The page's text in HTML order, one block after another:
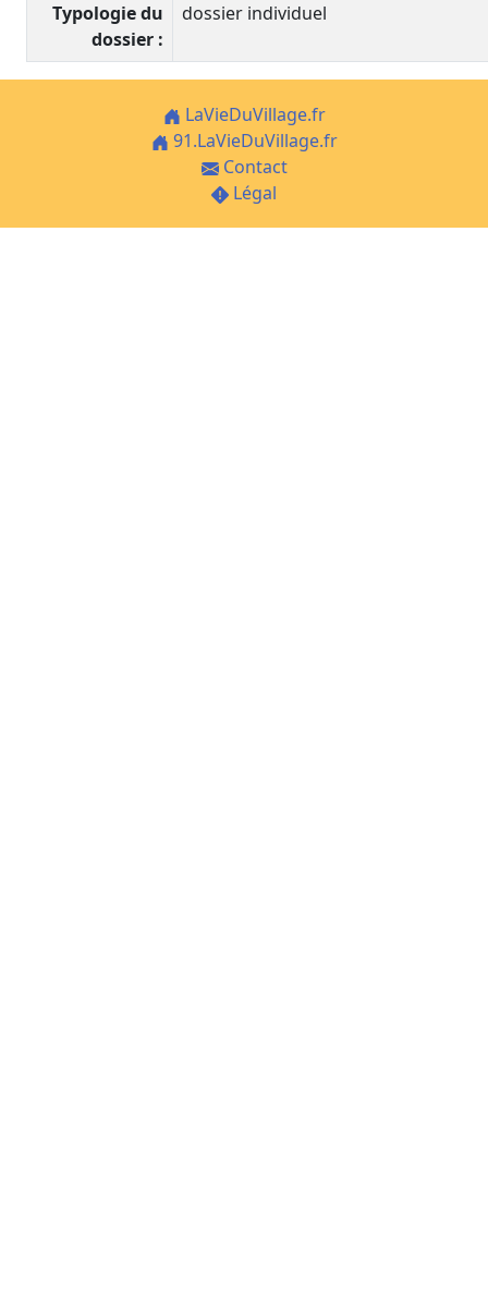
Typologie du
dossier :
dossier individuel
LaVieDuVillage.fr
91.LaVieDuVillage.fr
Contact
Légal